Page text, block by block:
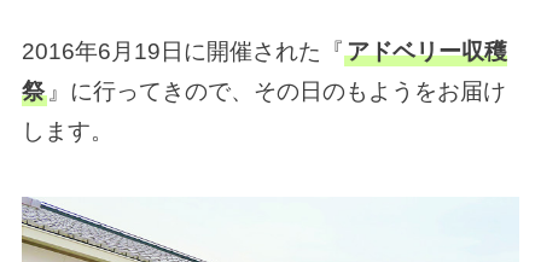
2016年6月19日に開催された『アドベリー収穫
祭』に行ってきので、その日のもようをお届け
します。